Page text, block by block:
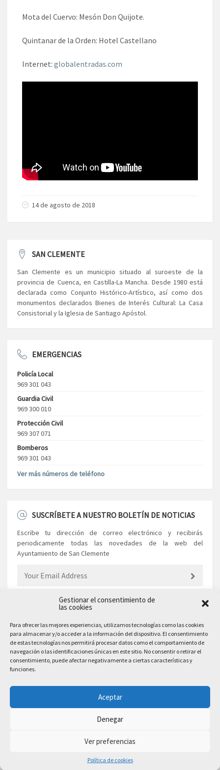
Gestionar el consentimiento de
las cookies
Para ofrecer las mejores experiencias, utilizamos tecnologías como las cookies
para almacenar y/o acceder a la información del dispositivo. El consentimiento
de estas tecnologías nos permitirá procesar datos como el comportamiento de
navegación o las identificaciones únicas en este sitio. No consentir o retirar el
consentimiento, puede afectar negativamente a ciertas características y
funciones.
Aceptar
Denegar
Ver preferencias
Política de cookies
Mota del Cuervo: Mesón Don Quijote.
Quintanar de la Orden: Hotel Castellano
Internet: globalentradas.com
14 de agosto de 2018
SAN CLEMENTE
San Clemente es un municipio situado al suroeste de la
provincia de Cuenca, en Castilla-La Mancha. Desde 1980 está
declarada como Conjunto Histórico-Artístico, así como dos
monumentos declarados Bienes de Interés Cultural: La Casa
Consistorial y la Iglesia de Santiago Apóstol.
EMERGENCIAS
Policía Local
969 301 043
Guardia Civil
969 300 010
Protección Civil
969 307 071
Bomberos
969 301 043
Ver más números de teléfono
SUSCRÍBETE A NUESTRO BOLETÍN DE NOTICIAS
Escribe tu dirección de correo electrónico y recibirás
periodicamente todas las novedades de la web del
Ayuntamiento de San Clemente
EL AYUNTAMIENTO
Plaza Mayor, 10
San Clemente, 16600, Cuenca
Teléfono: 969 300 003
Email Comunicación y Publicidad:
comunicacion@sanclemente.es
2023 © Ayuntamiento de San Clemente. Todos los derechos reservados